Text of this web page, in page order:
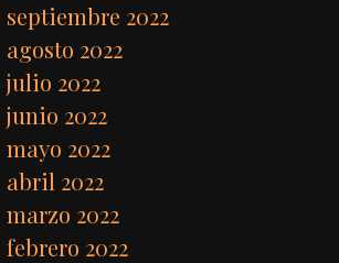
septiembre 2022
agosto 2022
julio 2022
junio 2022
mayo 2022
abril 2022
marzo 2022
febrero 2022